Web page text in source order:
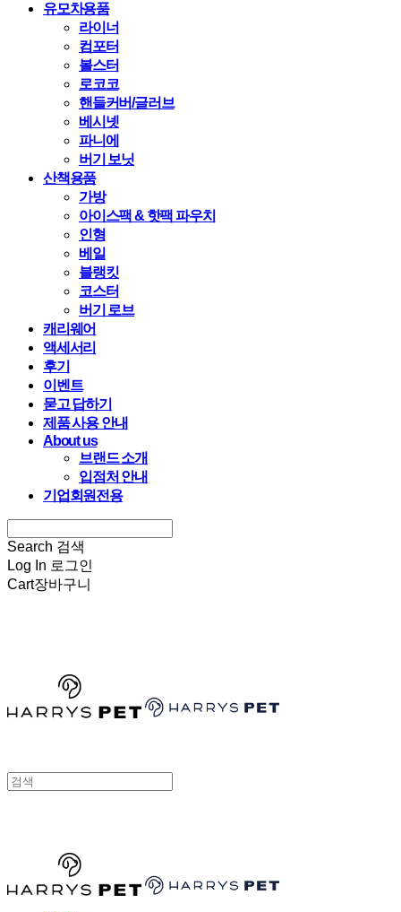
유모차용품
라이너
컴포터
볼스터
로코코
핸들커버/글러브
베시넷
파니에
버기 보닛
산책용품
가방
아이스팩 & 핫팩 파우치
인형
베일
블랭킷
코스터
버기 로브
캐리웨어
액세서리
후기
이벤트
묻고 답하기
제품 사용 안내
About us
브랜드 소개
입점처 안내
기업회원전용
Search 검색
Log In 로그인
Cart장바구니